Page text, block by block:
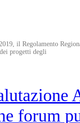
il Regolamento
progetti degli
forum